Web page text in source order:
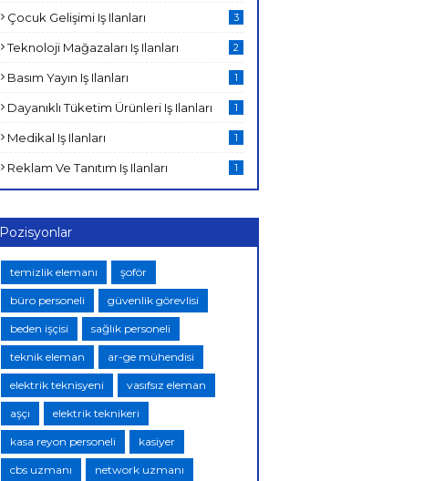
Çocuk Gelişimi Iş Ilanları 3
Teknoloji Mağazaları Iş Ilanları 2
Basım Yayın Iş Ilanları 1
Dayanıklı Tüketim Ürünleri Iş Ilanları 1
Medikal Iş Ilanları 1
Reklam Ve Tanıtım Iş Ilanları 1
Pozisyonlar
temizlik elemanı şoför
büro personeli güvenlik görevlisi
beden işçisi sağlık personeli
teknik eleman ar-ge mühendisi
elektrik teknisyeni vasıfsız eleman
aşçı elektrik teknikeri
kasa reyon personeli kasiyer
cbs uzmanı network uzmanı